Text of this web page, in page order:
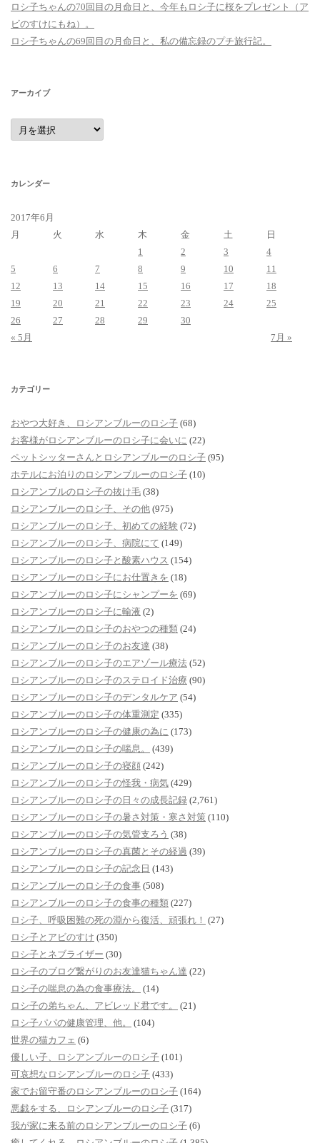
ロシ子ちゃんの70回目の月命日と、今年もロシ子に桜をプレゼント（ア
ビのすけにもね）。
ロシ子ちゃんの69回目の月命日と、私の備忘録のプチ旅行記。
アーカイブ
ア
ー
カ
カレンダー
2017年6月
月
火 水 木 金 土
日
1
2 3
4
5
6 7 8 9 10
11
12
13 14 15 16 17
18
19
20 21 22 23 24
25
26
27 28 29
30
« 5月
7月 »
カテゴリー
おやつ大好き、ロシアンブルーのロシ子 (68)
お客様がロシアンブルーのロシ子に会いに (22)
ペットシッターさんとロシアンブルーのロシ子 (95)
ホテルにお泊りのロシアンブルーのロシ子 (10)
ロシアンブルのロシ子の抜け毛 (38)
ロシアンブルーのロシ子、その他 (975)
ロシアンブルーのロシ子、初めての経験 (72)
ロシアンブルーのロシ子、病院にて (149)
ロシアンブルーのロシ子と酸素ハウス (154)
ロシアンブルーのロシ子にお仕置きを (18)
ロシアンブルーのロシ子にシャンプーを (69)
ロシアンブルーのロシ子に輸液 (2)
ロシアンブルーのロシ子のおやつの種類 (24)
ロシアンブルーのロシ子のお友達 (38)
ロシアンブルーのロシ子のエアゾール療法 (52)
ロシアンブルーのロシ子のステロイド治療 (90)
ロシアンブルーのロシ子のデンタルケア (54)
ロシアンブルーのロシ子の体重測定 (335)
ロシアンブルーのロシ子の健康の為に (173)
ロシアンブルーのロシ子の喘息。
(439)
ロシアンブルーのロシ子の寝顔 (242)
ロシアンブルーのロシ子の怪我・病気 (429)
ロシアンブルーのロシ子の日々の成長記録 (2,761)
ロシアンブルーのロシ子の暑さ対策・寒さ対策 (110)
ロシアンブルーのロシ子の気管支ろう (38)
ロシアンブルーのロシ子の真菌とその経過 (39)
ロシアンブルーのロシ子の記念日 (143)
ロシアンブルーのロシ子の食事 (508)
ロシアンブルーのロシ子の食事の種類 (227)
ロシ子、呼吸困難の死の淵から復活、頑張れ！ (27)
ロシ子とアビのすけ (350)
ロシ子とネブライザー (30)
ロシ子のブログ繋がりのお友達猫ちゃん達 (22)
ロシ子の喘息の為の食事療法。
(14)
ロシ子の弟ちゃん、アビレッド君です。
(21)
ロシ子パパの健康管理、他。
(104)
世界の猫カフェ (6)
優しい子、ロシアンブルーのロシ子 (101)
可哀想なロシアンブルーのロシ子 (433)
家でお留守番のロシアンブルーのロシ子 (164)
悪戯をする、ロシアンブルーのロシ子 (317)
我が家に来る前のロシアンブルーのロシ子 (6)